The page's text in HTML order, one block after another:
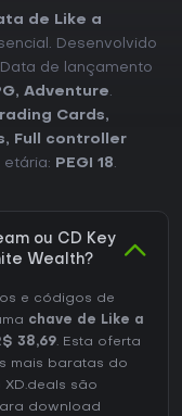
de Like a
Desenvolvido
Data de lançamento
, Adventure.
Cards,
,
Full controller
etária: PEGI 18.
ou CD Key
Wealth?
e códigos de
chave de Like a
38,69. Esta oferta
mais baratas do
são
download